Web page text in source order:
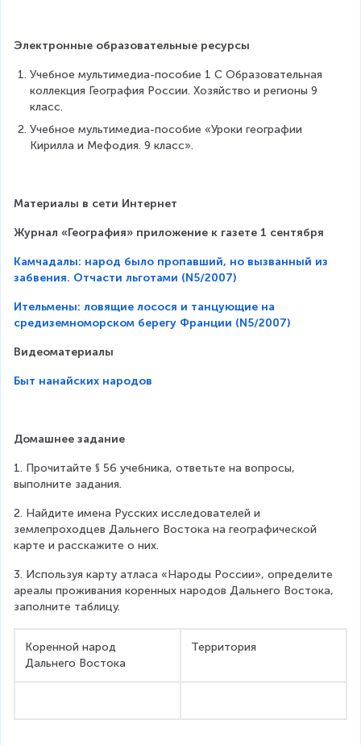
Электронные образовательные ресурсы
Учебное мультимедиа-пособие 1 С Образовательная
коллекция География России. Хозяйство и регионы 9
класс.
Учебное мультимедиа-пособие «Уроки географии
Кирилла и Мефодия. 9 класс».
Материалы в сети Интернет
Журнал «География» приложение к газете 1 сентября
Камчадалы: народ было пропавший, но вызванный из
забвения. Отчасти льготами (N5/2007)
Ительмены: ловящие лосося и танцующие на
средиземноморском берегу Франции (N5/2007)
Видеоматериалы
Быт нанайских народов
Домашнее задание
1. Прочитайте § 56 учебника, ответьте на вопросы,
выполните задания.
2. Найдите имена Русских исследователей и
землепроходцев Дальнего Востока на географической
карте и расскажите о них.
3. Используя карту атласа «Народы России», определите
ареалы проживания коренных народов Дальнего Востока,
заполните таблицу.
Коренной народ
Дальнего Востока
Территория